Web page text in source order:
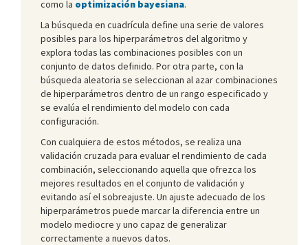
como la optimización bayesiana.
La búsqueda en cuadrícula define una serie de valores
posibles para los hiperparámetros del algoritmo y
explora todas las combinaciones posibles con un
conjunto de datos definido. Por otra parte, con la
búsqueda aleatoria se seleccionan al azar combinaciones
de hiperparámetros dentro de un rango especificado y
se evalúa el rendimiento del modelo con cada
configuración.
Con cualquiera de estos métodos, se realiza una
validación cruzada para evaluar el rendimiento de cada
combinación, seleccionando aquella que ofrezca los
mejores resultados en el conjunto de validación y
evitando así el sobreajuste. Un ajuste adecuado de los
hiperparámetros puede marcar la diferencia entre un
modelo mediocre y uno capaz de generalizar
correctamente a nuevos datos.